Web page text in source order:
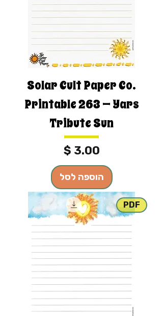
Solar Cult Paper Co.
Printable 263 — Yars
Tribute Sun
מחיר
הוספה לסל
PDF